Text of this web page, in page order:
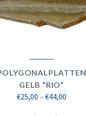
GELB “RIO”
€25,00 – €44,00